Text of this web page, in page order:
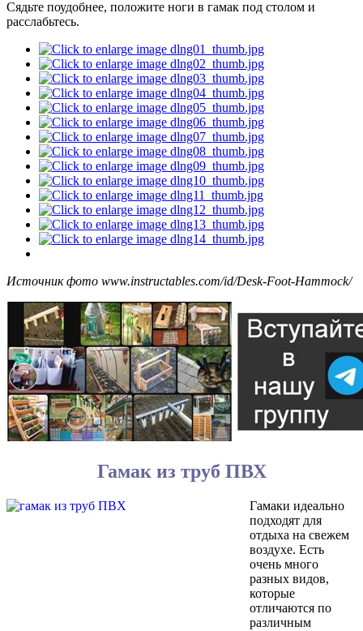
Сядьте поудобнее, положите ноги в гамак под столом и
расслабьтесь.
Источник фото www.instructables.com/id/Desk-Foot-Hammock/
Гамак из труб ПВХ
Гамаки идеально
подходят для
отдыха на свежем
воздухе. Есть
очень много
разных видов,
которые
отличаются по
различным